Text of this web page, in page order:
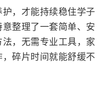
，才能持续稳住学子
整理了一套简单、安
法，无需专业工具，家
碎片时间就能舒缓不